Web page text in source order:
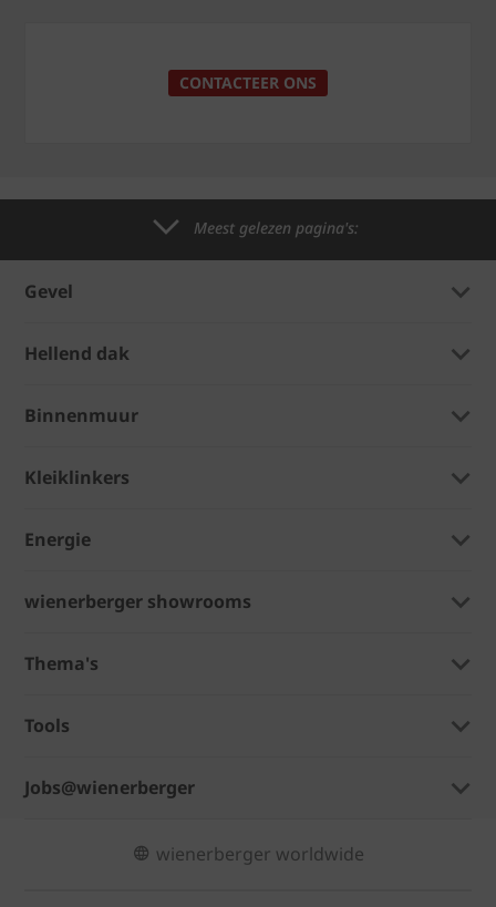
CONTACTEER ONS
Meest gelezen pagina's:
Gevel
Hellend dak
Binnenmuur
Kleiklinkers
Energie
wienerberger showrooms
Thema's
Tools
Jobs@wienerberger
wienerberger worldwide